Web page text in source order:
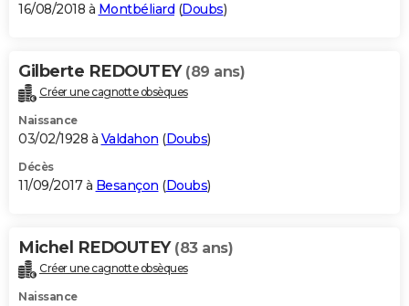
16/08/2018 à Montbéliard (Doubs)
Gilberte REDOUTEY (89 ans)
Créer une cagnotte obsèques
Naissance
03/02/1928 à Valdahon (Doubs)
Décès
11/09/2017 à Besançon (Doubs)
Michel REDOUTEY (83 ans)
Créer une cagnotte obsèques
Naissance